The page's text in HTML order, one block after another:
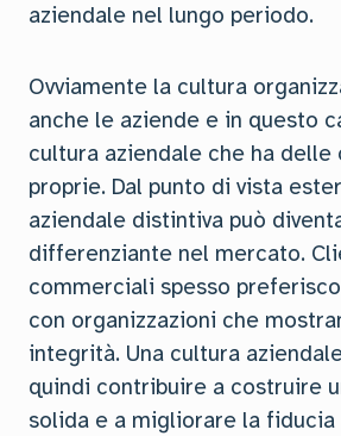
aziendale nel lungo periodo.
Ovviamente la cultura
anche le aziende e in questo
cultura aziendale che ha
proprie. Dal punto di vista
aziendale distintiva può
differenziante nel mercato.
commerciali spesso
con organizzazioni che
integrità. Una cultura
quindi contribuire a costruire
solida e a migliorare la